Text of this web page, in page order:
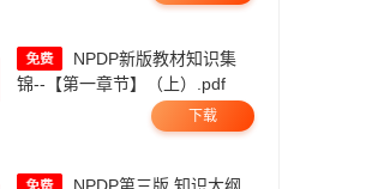
锦--【第一章节】（上）.pdf
下载